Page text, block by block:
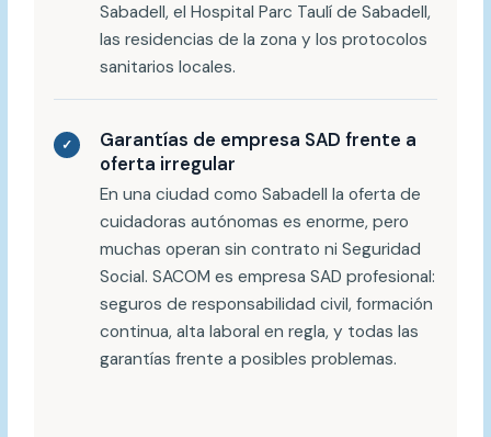
Sabadell, el Hospital Parc Taulí de Sabadell,
las residencias de la zona y los protocolos
sanitarios locales.
✓
Garantías de empresa SAD frente a
oferta irregular
En una ciudad como Sabadell la oferta de
cuidadoras autónomas es enorme, pero
muchas operan sin contrato ni Seguridad
Social. SACOM es empresa SAD profesional:
seguros de responsabilidad civil, formación
continua, alta laboral en regla, y todas las
garantías frente a posibles problemas.